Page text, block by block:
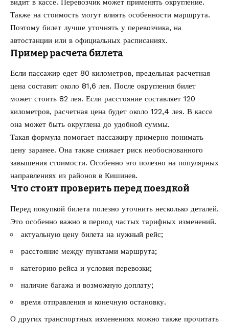
видит в кассе. Перевозчик может применять округление.
Также на стоимость могут влиять особенности маршрута.
Поэтому билет лучше уточнять у перевозчика, на
автостанции или в официальных расписаниях.
Пример расчета билета
Если пассажир едет 80 километров, предельная расчетная
цена составит около 81,6 лея. После округления билет
может стоить 82 лея. Если расстояние составляет 120
километров, расчетная цена будет около 122,4 лея. В кассе
она может быть округлена до удобной суммы.
Такая формула помогает пассажиру примерно понимать
цену заранее. Она также снижает риск необоснованного
завышения стоимости. Особенно это полезно на популярных
направлениях из районов в Кишинев.
Что стоит проверить перед поездкой
Перед покупкой билета полезно уточнить несколько деталей.
Это особенно важно в период частых тарифных изменений.
актуальную цену билета на нужный рейс;
расстояние между пунктами маршрута;
категорию рейса и условия перевозки;
наличие багажа и возможную доплату;
время отправления и конечную остановку.
О других транспортных изменениях можно также прочитать